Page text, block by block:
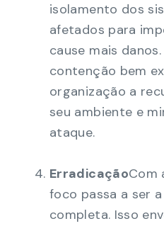
isolamento dos
afetados para
cause mais
contenção bem
organização a
seu ambiente e
ataque.
ErradicaçãoCom
foco passa a ser
completa. Isso